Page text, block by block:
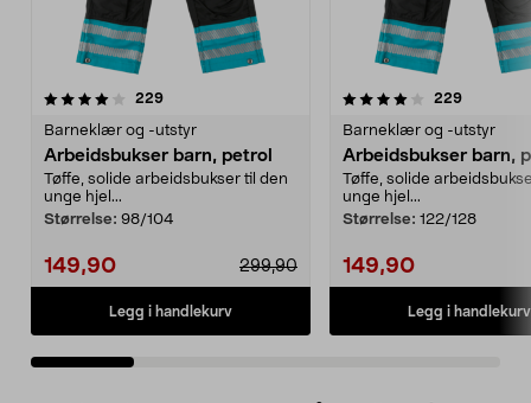
229anmeldelser
Barneklær og -utstyr
Arbeidsbukser barn, petrol
Tøffe, solide arbeidsbukser til den
unge hjel...
Størrelse: 98/104
149,90 299,90
Legg i handlekurv
4.0 av 5 stjerner 229
Barneklær og -utstyr
Arbeidsbukser barn,
Tøffe, solide
unge hjel...
Størrelse: 122/128
149,90
Legg i handlekurv
4.0 av 5 stjerner